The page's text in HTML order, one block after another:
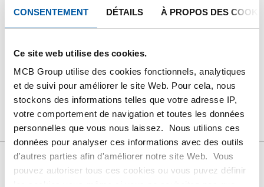
CONSENTEMENT DÉTAILS À PROPOS DES
Ce site web utilise des cookies.
MCB Group utilise des cookies fonctionnels, analytiques
et de suivi pour améliorer le site Web. Pour cela, nous
stockons des informations telles que votre adresse IP,
votre comportement de navigation et toutes les données
personnelles que vous nous laissez. Nous utilions ces
données pour analyser ces informations avec des outils
d'autres parties afin d'améliorer notre site Web. Vous
pouvez autoriser tous ces cookies ou vous puvez définir
Suivez votre commande avec Track&Trace
PRODUIT
DESCRIPTION DU PRODUIT
LISTE DE PRIX BRUT
TÉLÉCHARGEMENTS
CARACTÉRISTIQUES
Liste de prix bruts: Laiton